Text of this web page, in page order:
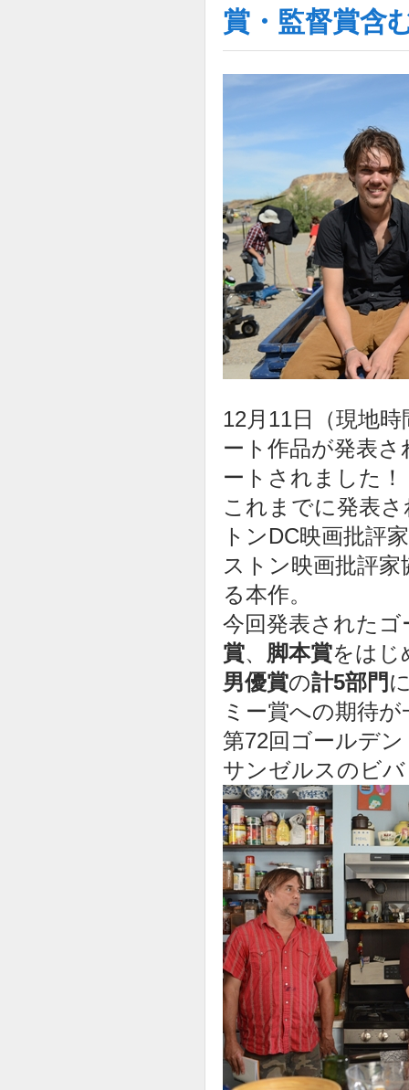
賞・監督賞含
12月11日（現地
ート作品が発表
ートされました！
これまでに発表
トンDC映画批評
ストン映画批評
る本作。
今回発表された
賞、 脚本賞をはじ
男優賞の計5部門
ミー賞への期待
第72回ゴールデ
サンゼルスのビ